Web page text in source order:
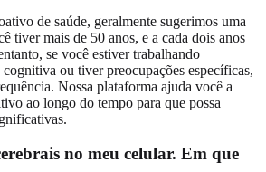
de saúde, geralmente sugerimos uma
tiver mais de 50 anos, e a cada dois anos
se você estiver trabalhando
ou tiver preocupações específicas,
Nossa plataforma ajuda você a
ao longo do tempo para que possa
no meu celular. Em que